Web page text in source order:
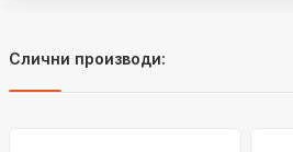
Слични производи: